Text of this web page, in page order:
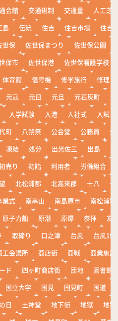
会館 交通規制 交通量
人工芝
島 伝統 住吉 住吉市場
住吉
世保 佐世保まつり 佐世保公園
保市 佐世保港
佐世保看護学校
体育館 信号機 修学旅行
修理
元寇 元日 元旦 元石灰町
入学試験 入港 入社式
入試
町 八朔祭 公会堂 公務員
公
凍結 処分 出光佐三 出島
売り 初詣 利用者 労働組合
北松浦郡 北高来郡 十八
十
業式 南串山 南島原市
南松浦郡
原子力船 原潜 原爆 参拝
友
取締り 口之津 台風
台風19
工会議所 商店街 商戦
商業施設
ド 四ヶ町商店街 団地
図書館
国立大学 国見 国見町 国道
日 土神堂 地下街 地獄
地獄